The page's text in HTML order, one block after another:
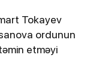
Tokayev
ordunun
etməyi